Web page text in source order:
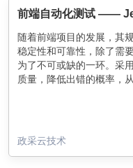
前端自动化测试 ——
随着前端项目的发展，其
稳定性和可靠性，除了需
为了不可或缺的一环。采
质量，降低出错的概率，
政采云技术